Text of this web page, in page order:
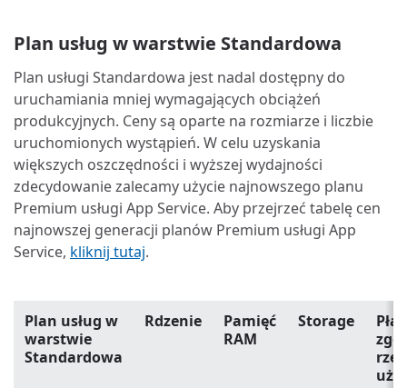
Plan usług w warstwie Standardowa
Plan usługi Standardowa jest nadal dostępny do
uruchamiania mniej wymagających obciążeń
produkcyjnych. Ceny są oparte na rozmiarze i liczbie
uruchomionych wystąpień. W celu uzyskania
większych oszczędności i wyższej wydajności
zdecydowanie zalecamy użycie najnowszego planu
Premium usługi App Service. Aby przejrzeć tabelę cen
najnowszej generacji planów Premium usługi App
Service, kliknij tutaj.
Plan usług w
warstwie
Standardowa
Rdzenie
Pamięć
RAM
Storage